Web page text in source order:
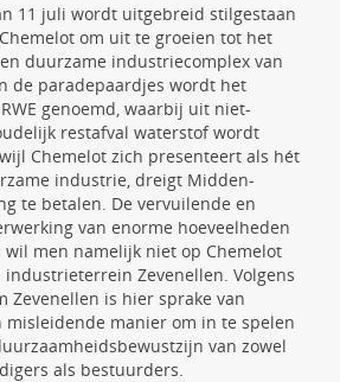
11 juli wordt uitgebreid stilgestaan
om uit te groeien tot het
duurzame industriecomplex van
de paradepaardjes wordt het
genoemd, waarbij uit niet-
restafval waterstof wordt
Chemelot zich presenteert als hét
industrie, dreigt Midden-
te betalen. De vervuilende en
van enorme hoeveelheden
men namelijk niet op Chemelot
Zevenellen. Volgens
Zevenellen is hier sprake van
misleidende manier om in te spelen
van zowel
als bestuurders.